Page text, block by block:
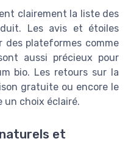
clairement la liste des
Les avis et étoiles
des plateformes comme
aussi précieux pour
bio. Les retours sur la
gratuite ou encore le
un choix éclairé.
et